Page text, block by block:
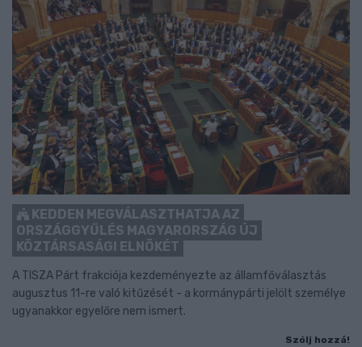
KEDDEN MEGVÁLASZTHATJA AZ
ORSZÁGGYŰLÉS MAGYARORSZÁG ÚJ
KÖZTÁRSASÁGI ELNÖKÉT
A TISZA Párt frakciója kezdeményezte az államfőválasztás
augusztus 11-re való kitűzését - a kormánypárti jelölt személye
ugyanakkor egyelőre nem ismert.
Szólj hozzá!